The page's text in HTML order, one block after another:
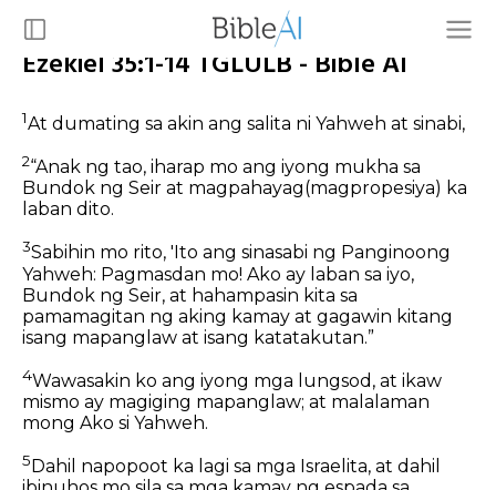
Ezekiel 35:1-14 TGLULB - Bible AI
1At dumating sa akin ang salita ni Yahweh at sinabi,
2“Anak ng tao, iharap mo ang iyong mukha sa
Bundok ng Seir at magpahayag(magpropesiya) ka
laban dito.
3Sabihin mo rito, 'Ito ang sinasabi ng Panginoong
Yahweh: Pagmasdan mo! Ako ay laban sa iyo,
Bundok ng Seir, at hahampasin kita sa
pamamagitan ng aking kamay at gagawin kitang
isang mapanglaw at isang katatakutan.”
4Wawasakin ko ang iyong mga lungsod, at ikaw
mismo ay magiging mapanglaw; at malalaman
mong Ako si Yahweh.
5 Dahil napopoot ka lagi sa mga Israelita, at dahil